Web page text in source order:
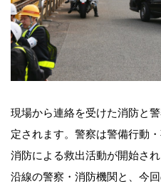
現場から連絡を受けた消防と
定されます。警察は警備行動
消防による救出活動が開始さ
沿線の警察・消防機関と、今